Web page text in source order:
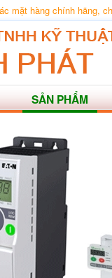
mặt hàng chính hãng,
SẢN PHẨM